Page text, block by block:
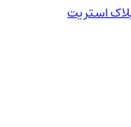
استریت